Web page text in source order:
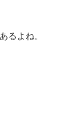
るよね。